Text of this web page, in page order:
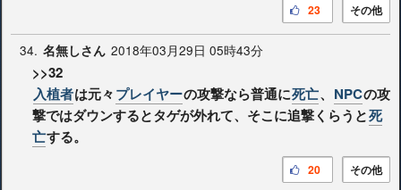
その他
23
34. 名無しさん 2018年03月29日 05時43分
>>32
入植者は元々プレイヤーの攻撃なら普通に死亡、 NPCの攻
撃ではダウンするとタゲが外れて、そこに追撃くらうと死
亡する。
その他
20